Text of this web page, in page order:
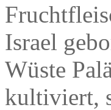
Israel
Wüste
kultiviert,